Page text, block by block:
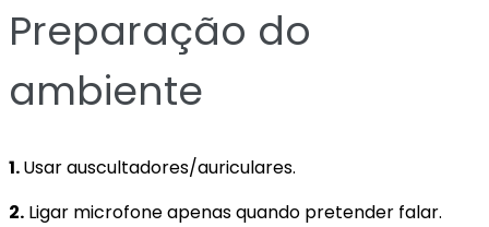
Preparação do
ambiente
1.Usar auscultadores/auriculares.
2. Ligar microfone apenas quando pretender falar.